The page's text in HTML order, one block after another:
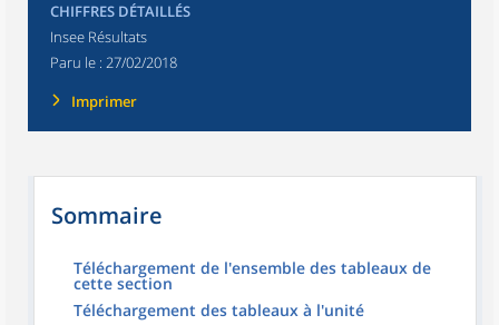
CHIFFRES DÉTAILLÉS
Insee Résultats
Paru le : 27/02/2018
Imprimer
Sommaire
Téléchargement de l'ensemble des tableaux de
cette section
Téléchargement des tableaux à l'unité